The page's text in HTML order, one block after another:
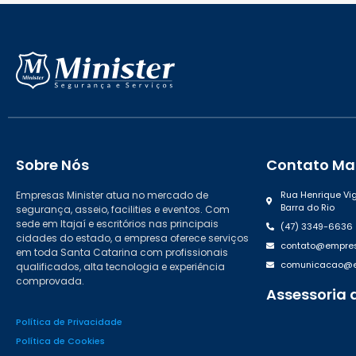
Sobre Nós
Empresas Minister atua no mercado de
segurança, asseio, facilities e eventos. Com
sede em Itajaí e escritórios nas principais
cidades do estado, a empresa oferece serviços
em toda Santa Catarina com profissionais
qualificados, alta tecnologia e experiência
comprovada.
Política de Privacidade
Política de Cookies
Contato
Rua Henrique
Barra do Rio
(47) 3349-6636
(47)
Assessoria